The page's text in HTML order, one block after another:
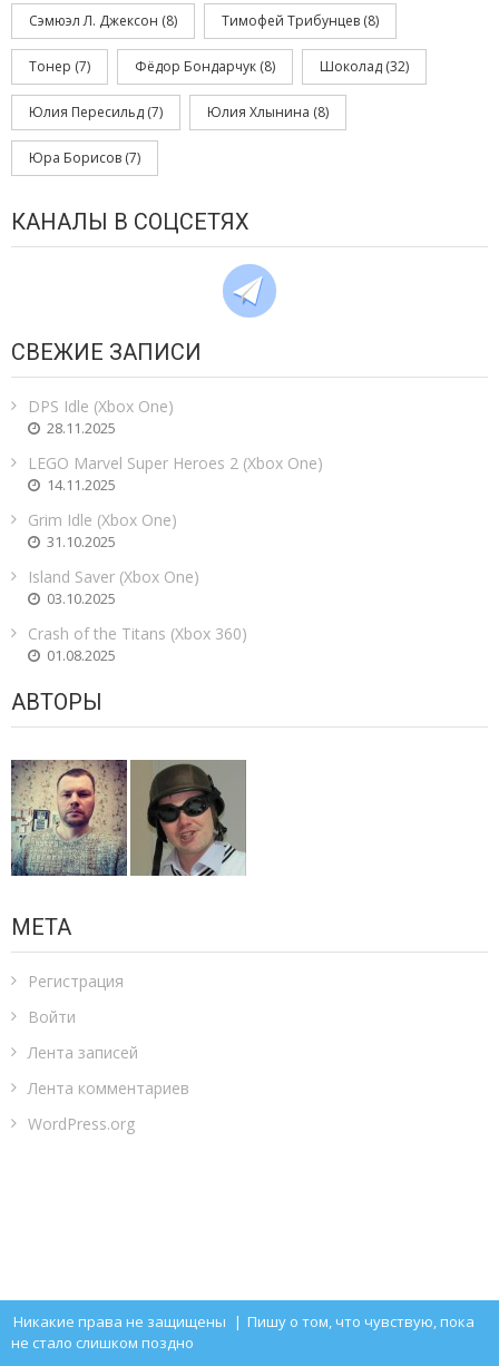
Сэмюэл Л. Джексон (8) Тимофей Трибунцев (8)
Тонер (7) Фёдор Бондарчук (8) Шоколад (32)
Юлия Пересильд (7) Юлия Хлынина (8)
Юра Борисов (7)
КАНАЛЫ В СОЦСЕТЯХ
СВЕЖИЕ ЗАПИСИ
DPS Idle (Xbox One)
28.11.2025
LEGO Marvel Super Heroes 2 (Xbox One)
14.11.2025
Grim Idle (Xbox One)
31.10.2025
Island Saver (Xbox One)
03.10.2025
Crash of the Titans (Xbox 360)
01.08.2025
АВТОРЫ
МЕТА
Регистрация
Войти
Лента записей
Лента комментариев
WordPress.org
Никакие права не защищены | Пишу о том, что чувствую, пока
не стало слишком поздно